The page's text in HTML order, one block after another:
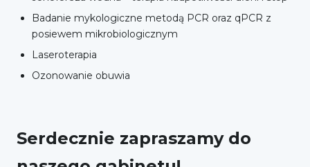
Badanie mykologiczne metodą PCR oraz qPCR z
posiewem mikrobiologicznym
Laseroterapia
Ozonowanie obuwia
Serdecznie zapraszamy do